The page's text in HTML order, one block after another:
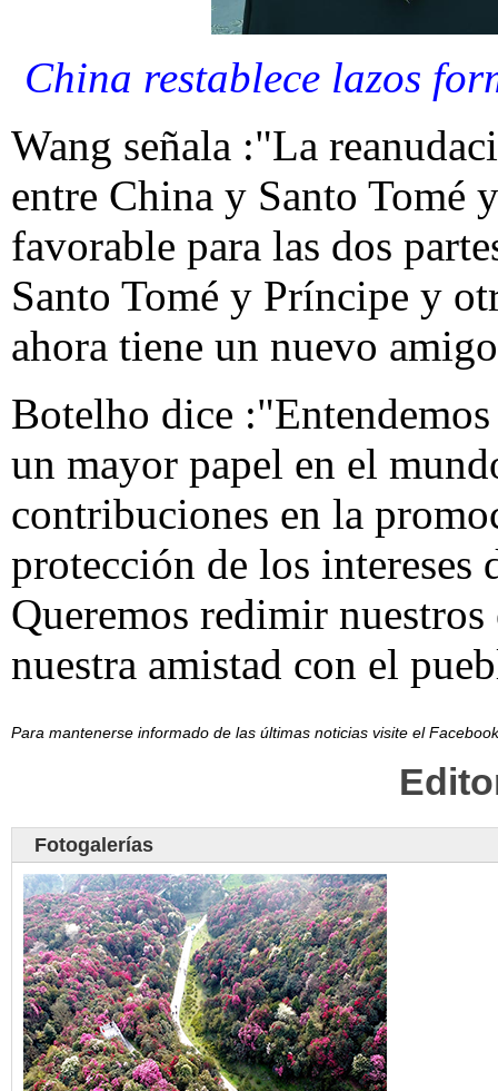
China restablece lazos
Wang señala :"La
entre China y Santo Tomé
favorable para las dos
Santo Tomé y Príncipe y
ahora tiene un nuevo
Botelho dice
un mayor papel en el
contribuciones en la
protección de los intereses
Queremos redimir nuestros
nuestra amistad con el
Para mantenerse informado de las últimas noticias visite el
Fotogalerías